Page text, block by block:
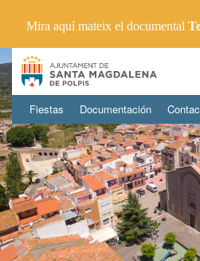
Fiestas Documentación
Mira aquí mateix el documental